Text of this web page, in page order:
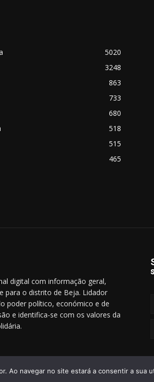
5020
3248
863
733
680
518
515
465
digital com informação geral,
para o distrito de Beja. Lidador
poder político, económico e de
e identifica-se com os valores da
Ao navegar no site estará a consentir a sua